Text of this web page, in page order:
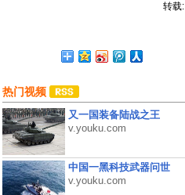
转载:
热门视频
又一国装备陆战之王
v.youku.com
中国一黑科技武器问世
v.youku.com